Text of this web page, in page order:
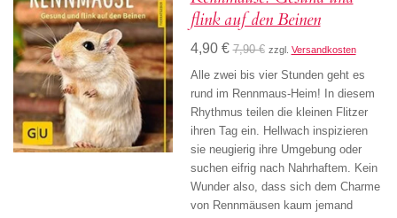
flink auf den Beinen
4,90 € 7,90 € zzgl. Versandkosten
Alle zwei bis vier Stunden geht es
rund im Rennmaus-Heim! In diesem
Rhythmus teilen die kleinen Flitzer
ihren Tag ein. Hellwach inspizieren
sie neugierig ihre Umgebung oder
suchen eifrig nach Nahrhaftem. Kein
Wunder also, dass sich dem Charme
von Rennmäusen kaum jemand